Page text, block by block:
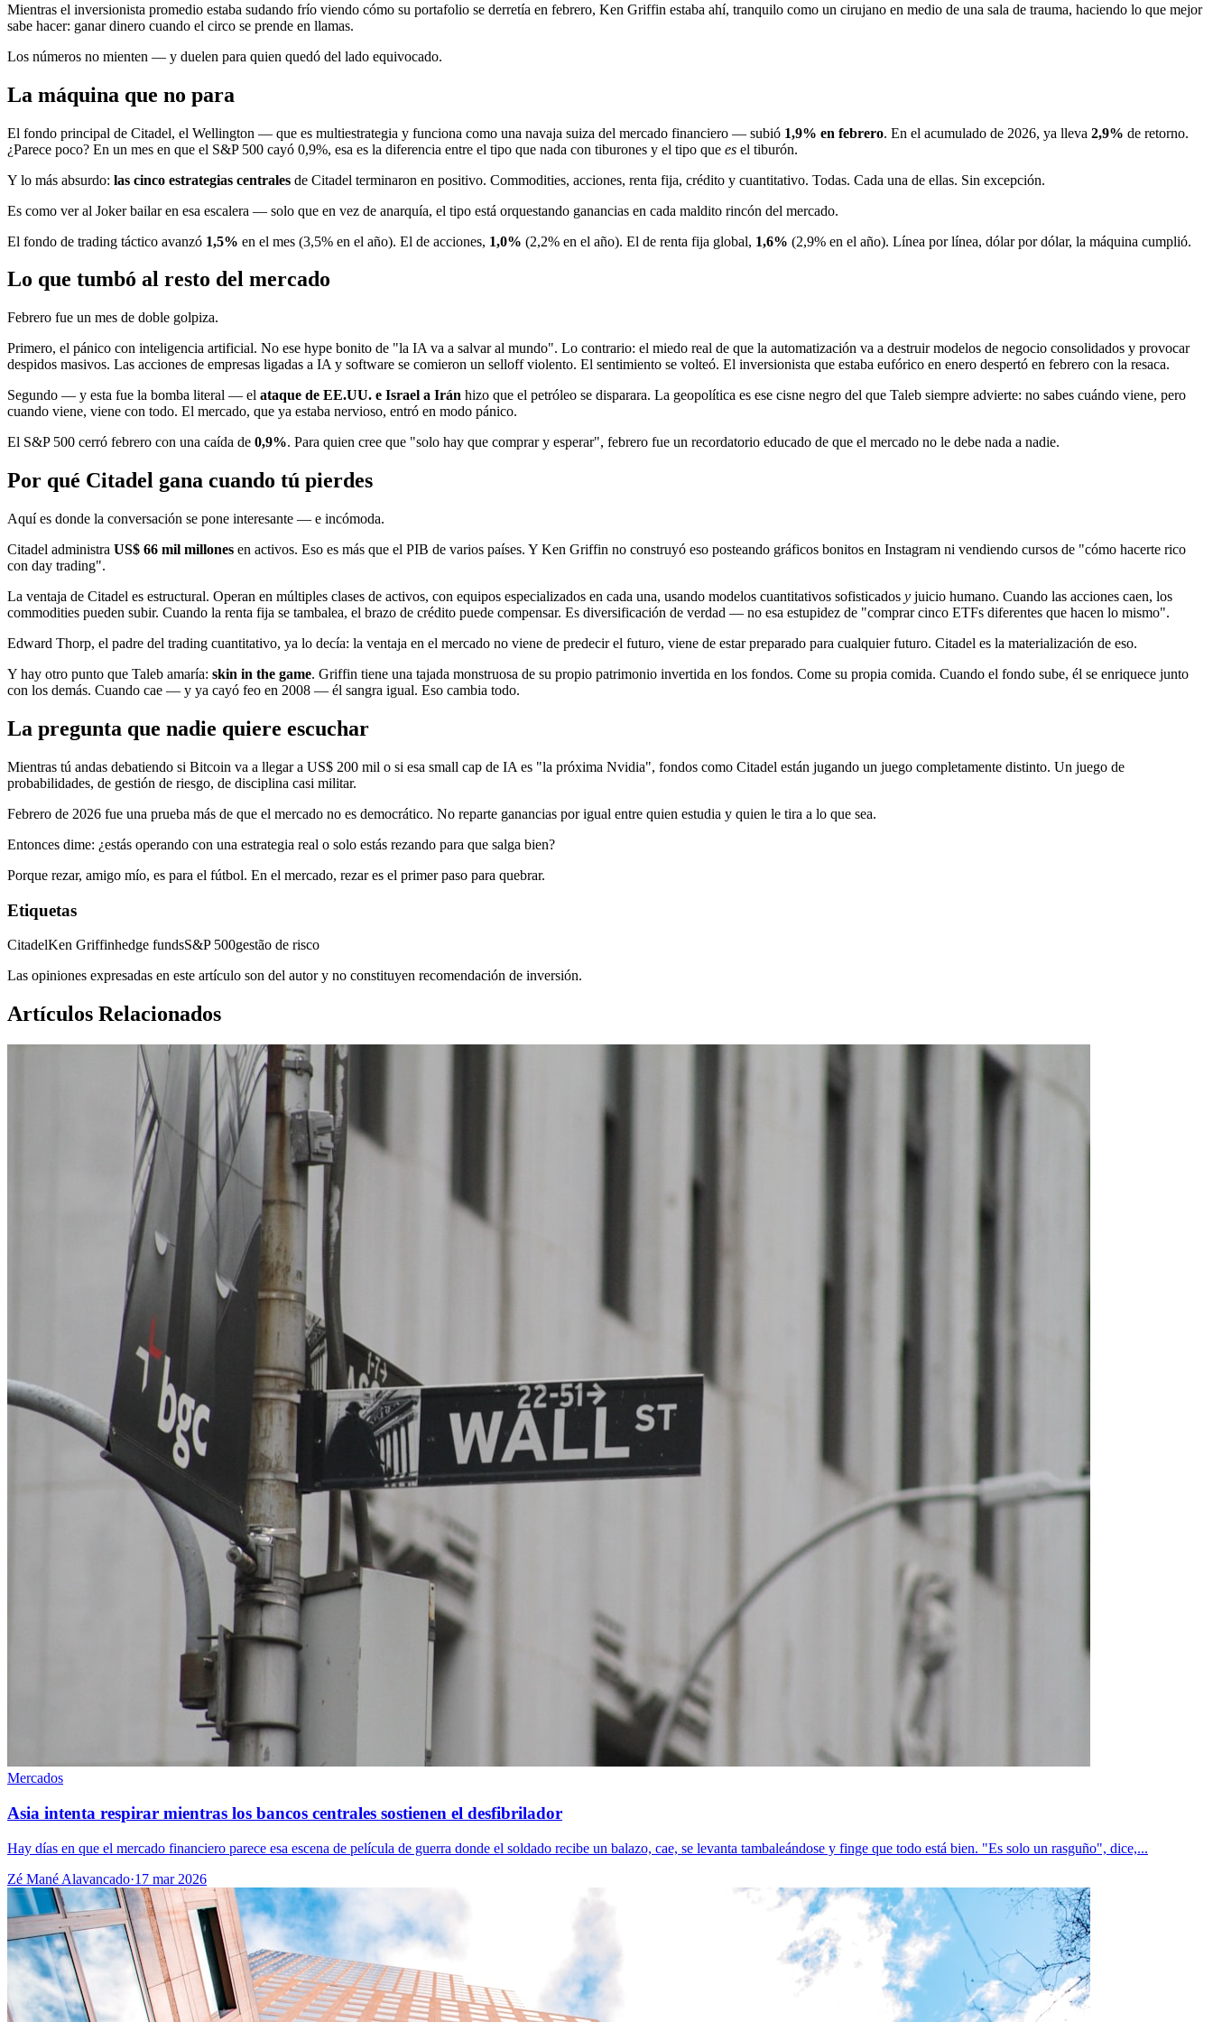
Mientras el inversionista promedio estaba sudando frío viendo cómo su portafolio se derretía en febrero, Ken Griffin estaba ahí, tranquilo como un cirujano en medio de una sala de trauma, haciendo lo que mejor
sabe hacer: ganar dinero cuando el circo se prende en llamas.
Los números no mienten — y duelen para quien quedó del lado equivocado.
La máquina que no para
El fondo principal de Citadel, el Wellington — que es multiestrategia y funciona como una navaja suiza del mercado financiero — subió 1,9% en febrero. En el acumulado de 2026, ya lleva 2,9% de retorno.
¿Parece poco? En un mes en que el S&P 500 cayó 0,9%, esa es la diferencia entre el tipo que nada con tiburones y el tipo que es el tiburón.
Y lo más absurdo: las cinco estrategias centrales de Citadel terminaron en positivo. Commodities, acciones, renta fija, crédito y cuantitativo. Todas. Cada una de ellas. Sin excepción.
Es como ver al Joker bailar en esa escalera — solo que en vez de anarquía, el tipo está orquestando ganancias en cada maldito rincón del mercado.
El fondo de trading táctico avanzó 1,5% en el mes (3,5% en el año). El de acciones, 1,0% (2,2% en el año). El de renta fija global, 1,6% (2,9% en el año). Línea por línea, dólar por dólar, la máquina cumplió.
Lo que tumbó al resto del mercado
Febrero fue un mes de doble golpiza.
Primero, el pánico con inteligencia artificial. No ese hype bonito de "la IA va a salvar al mundo". Lo contrario: el miedo real de que la automatización va a destruir modelos de negocio consolidados y provocar
despidos masivos. Las acciones de empresas ligadas a IA y software se comieron un selloff violento. El sentimiento se volteó. El inversionista que estaba eufórico en enero despertó en febrero con la resaca.
Segundo — y esta fue la bomba literal — el ataque de EE.UU. e Israel a Irán hizo que el petróleo se disparara. La geopolítica es ese cisne negro del que Taleb siempre advierte: no sabes cuándo viene, pero
cuando viene, viene con todo. El mercado, que ya estaba nervioso, entró en modo pánico.
El S&P 500 cerró febrero con una caída de 0,9%. Para quien cree que "solo hay que comprar y esperar", febrero fue un recordatorio educado de que el mercado no le debe nada a nadie.
Por qué Citadel gana cuando tú pierdes
Aquí es donde la conversación se pone interesante — e incómoda.
Citadel administra US$ 66 mil millones en activos. Eso es más que el PIB de varios países. Y Ken Griffin no construyó eso posteando gráficos bonitos en Instagram ni vendiendo cursos de "cómo hacerte rico
con day trading".
La ventaja de Citadel es estructural. Operan en múltiples clases de activos, con equipos especializados en cada una, usando modelos cuantitativos sofisticados y juicio humano. Cuando las acciones caen, los
commodities pueden subir. Cuando la renta fija se tambalea, el brazo de crédito puede compensar. Es diversificación de verdad — no esa estupidez de "comprar cinco ETFs diferentes que hacen lo mismo".
Edward Thorp, el padre del trading cuantitativo, ya lo decía: la ventaja en el mercado no viene de predecir el futuro, viene de estar preparado para cualquier futuro. Citadel es la materialización de eso.
Y hay otro punto que Taleb amaría: skin in the game. Griffin tiene una tajada monstruosa de su propio patrimonio invertida en los fondos. Come su propia comida. Cuando el fondo sube, él se enriquece junto
con los demás. Cuando cae — y ya cayó feo en 2008 — él sangra igual. Eso cambia todo.
La pregunta que nadie quiere escuchar
Mientras tú andas debatiendo si Bitcoin va a llegar a US$ 200 mil o si esa small cap de IA es "la próxima Nvidia", fondos como Citadel están jugando un juego completamente distinto. Un juego de
probabilidades, de gestión de riesgo, de disciplina casi militar.
Febrero de 2026 fue una prueba más de que el mercado no es democrático. No reparte ganancias por igual entre quien estudia y quien le tira a lo que sea.
Entonces dime: ¿estás operando con una estrategia real o solo estás rezando para que salga bien?
Porque rezar, amigo mío, es para el fútbol. En el mercado, rezar es el primer paso para quebrar.
Etiquetas
CitadelKen Griffinhedge fundsS&P 500gestão de risco
Las opiniones expresadas en este artículo son del autor y no constituyen recomendación de inversión.
Artículos Relacionados
Mercados
Asia intenta respirar mientras los bancos centrales sostienen el desfibrilador
Hay días en que el mercado financiero parece esa escena de película de guerra donde el soldado recibe un balazo, cae, se levanta tambaleándose y finge que todo está bien. "Es solo un rasguño", dice,...
Zé Mané Alavancado·17 mar 2026